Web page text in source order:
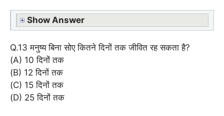
Show Answer
Q.13 मनुष्य बिना सोए कितने दिनों तक जीवित रह सकता है?
(A) 10 दिनों तक
(B) 12 दिनों तक
(C) 15 दिनों तक
(D) 25 दिनों तक